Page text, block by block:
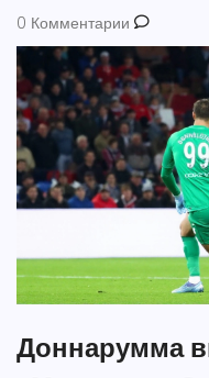
0 Комментарии
Доннарумма